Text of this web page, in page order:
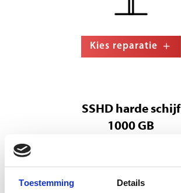
Toestemming Details
Kies reparatie
SSHD harde schijf
1000 GB